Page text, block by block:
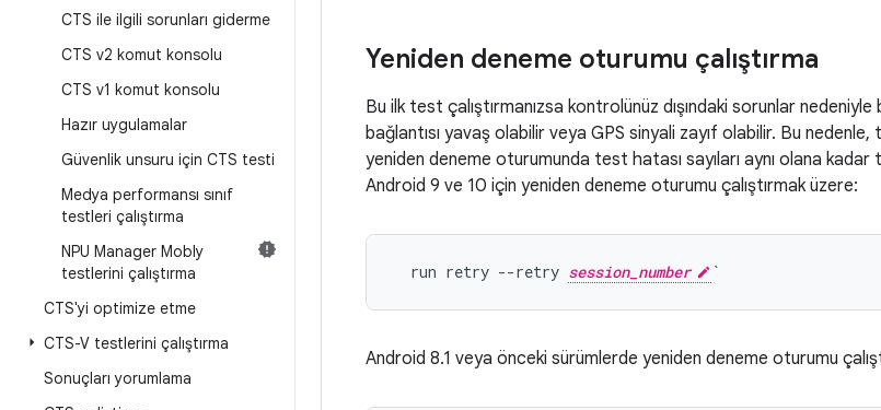
CTS ile ilgili sorunları giderme
CTS v2 komut konsolu
CTS v1 komut konsolu
Hazır uygulamalar
Güvenlik unsuru için CTS testi
Medya performansı sınıf
testleri çalıştırma
NPU Manager Mobly
testlerini çalıştırma
CTS'yi optimize etme
CTS-V testlerini çalıştırma
Sonuçları yorumlama
Yeniden deneme oturumu çalıştırma
Bu ilk test çalıştırmanızsa kontrolünüz dışındaki sorunlar
bağlantısı yavaş olabilir veya GPS sinyali zayıf olabilir. Bu
yeniden deneme oturumunda test hatası sayıları aynı olana kadar
Android 9 ve 10 için yeniden deneme oturumu çalıştırmak üzere:
  run retry --retry
session_number
Android 8.1 veya önceki sürümlerde yeniden deneme oturumu